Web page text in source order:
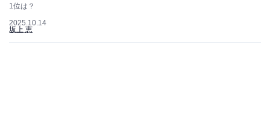
1位は？
2025.10.14
坂上 恵